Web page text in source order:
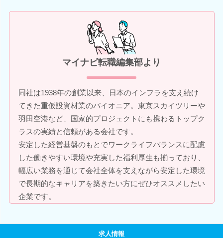
マイナビ転職編集部より
同社は1938年の創業以来、日本のインフラを支え続け
てきた重仮設資材業のパイオニア。東京スカイツリーや
羽田空港など、国家的プロジェクトにも携わるトップク
ラスの実績と信頼がある会社です。
安定した経営基盤のもとでワークライフバランスに配慮
した働きやすい環境や充実した福利厚生も揃っており、
幅広い業務を通じて会社全体を支えながら安定した環境
で長期的なキャリアを築きたい方にぜひオススメしたい
企業です。
求人情報